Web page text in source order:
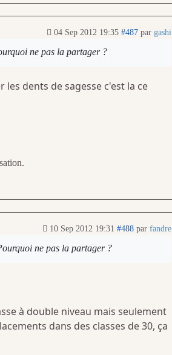
04 Sep 2012 19:35 #487 par gashi
ne pas la partager ?
les dents de sagesse c'est la ce
10 Sep 2012 19:31 #488 par fandre
ne pas la partager ?
à double niveau mais seulement
dans des classes de 30, ça